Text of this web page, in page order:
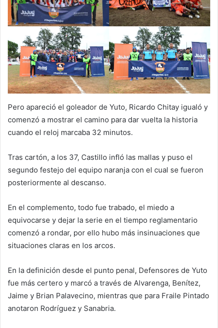
Pero apareció el goleador de Yuto, Ricardo Chitay igualó y
comenzó a mostrar el camino para dar vuelta la historia
cuando el reloj marcaba 32 minutos.
Tras cartón, a los 37, Castillo infló las mallas y puso el
segundo festejo del equipo naranja con el cual se fueron
posteriormente al descanso.
En el complemento, todo fue trabado, el miedo a
equivocarse y dejar la serie en el tiempo reglamentario
comenzó a rondar, por ello hubo más insinuaciones que
situaciones claras en los arcos.
En la definición desde el punto penal, Defensores de Yuto
fue más certero y marcó a través de Alvarenga, Benítez,
Jaime y Brian Palavecino, mientras que para Fraile Pintado
anotaron Rodríguez y Sanabria.